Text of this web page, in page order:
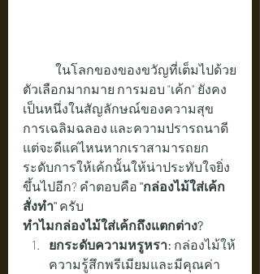
ตัวเลือกมากมาย การมอบ "เค้ก" ยังคง
เป็นหนึ่งในสัญลักษณ์ของความสุข
การเฉลิมฉลอง และความปรารถนาดี
แต่จะดีแค่ไหนหากเราสามารถยก
ระดับการให้เค้กนั้นให้น่าประทับใจยิ่ง
ขึ้นไปอีก? คำตอบคือ "กล่องไม้ใส่เค้ก
สั่งทำ" ครับ
ทำไมกล่องไม้ใส่เค้กถึงแตกต่าง?
ยกระดับความหรูหรา: กล่องไม้ให้
ความรู้สึกพรีเมียมและมีคุณค่า